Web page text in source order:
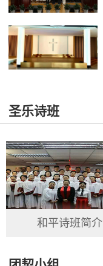
圣乐诗班
和平诗班简介